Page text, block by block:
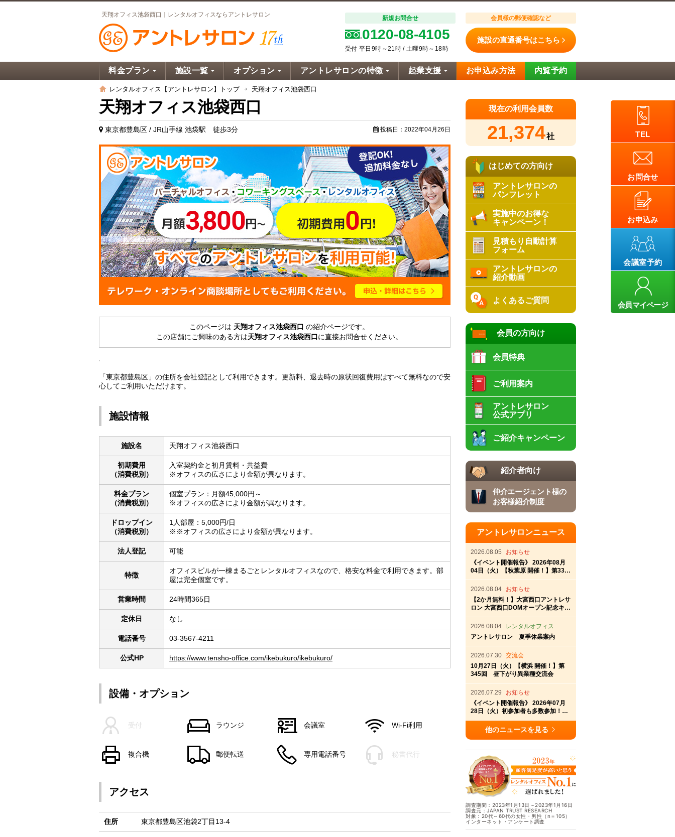
天翔オフィス池袋西口｜レンタルオフィスならアントレサロン 新規お問合せ
0120-08-4105
受付 平日9時～21時 / 土曜9時～18時
会員様の郵便確認など
施設の直通番号はこちら
料金プラン 施設一覧 オプション アントレサロンの特徴 起業支援 お申込み方法 内覧予約
レンタルオフィス【アントレサロン】トップ 天翔オフィス池袋西口
天翔オフィス池袋西口
東京都豊島区 / JR山手線 池袋駅 徒歩3分 投稿日： 2022年04月26日
このページは 天翔オフィス池袋西口 の紹介ページです。
この店舗にご興味のある方は天翔オフィス池袋西口 に直接お問合せください。
「東京都豊島区」の住所を会社登記として利用できます。更新料、退去時の原状回復費用はすべて無料なので安
心してご利用いただけます。
施設情報
施設名 天翔オフィス池袋西口
初期費用
（消費税別）
入室契約金と初月賃料・共益費
※オフィスの広さにより金額が異なります。
料金プラン
（消費税別）
個室プラン：月額45,000円～
※オフィスの広さにより金額が異なります。
ドロップイン
（消費税別）
1人部屋：5,000円/日
※※オフィスの広さにより金額が異なります。
法人登記 可能
特徴
オフィスビルが一棟まるごとレンタルオフィスなので、格安な料金で利用できます。部
屋は完全個室です。
営業時間 24時間365日
定休日 なし
電話番号 03-3567-4211
公式HP https://www.tensho-office.com/ikebukuro/ikebukuro/
設備・オプション
受付 ラウンジ 会議室 Wi-Fi利用
複合機 郵便転送 専用電話番号 秘書代行
アクセス
住所 東京都豊島区池袋2丁目13-4
現在の利用会員数
21,374社
はじめての方向け
アントレサロンの
パンフレット
実施中のお得な
キャンペーン！
見積もり自動計算
フォーム
アントレサロンの
紹介動画
よくあるご質問
会員の方向け
会員特典
ご利用案内
アントレサロン
公式アプリ
ご紹介キャンペーン
紹介者向け
仲介エージェント様の
お客様紹介制度
アントレサロンニュース
2026.08.05
お知らせ
《イベント開催報告》 2026年08月
04日（火）【秋葉原 開催！】第337
回秋葉原アントレ交流会
2026.08.04
お知らせ
【2か月無料！】大宮西口アントレサ
ロン 大宮西口DOMオープン記念キャ
ンペーン
2026.08.04
レンタルオフィス
アントレサロン 夏季休業案内
2026.07.30 交流会
10月27日（火）【横浜 開催！】第
345回 昼下がり異業種交流会
2026.07.29
お知らせ
《イベント開催報告》 2026年07月
28日（火）初参加者も多数参加！横
浜アントレサロン第336回交流会開
他のニュースを見る
調査期間：2023年1月13日～2023年1月16日
調査元：JAPAN TRUST RESEARCH
対象：20代～60代の女性・男性（n＝105）
インターネット・アンケート調査
TEL
お問合せ
お申込み
会議室予約
会員マイページ